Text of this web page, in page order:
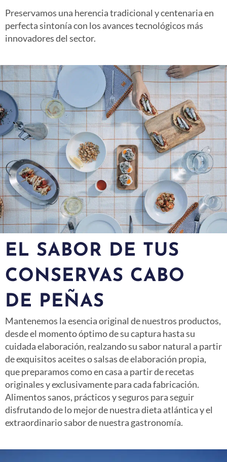
Preservamos una herencia tradicional y centenaria en
perfecta sintonía con los avances tecnológicos más
innovadores del sector.
EL SABOR DE TUS
CONSERVAS CABO
DE PEÑAS
Mantenemos la esencia original de nuestros productos,
desde el momento óptimo de su captura hasta su
cuidada elaboración, realzandosu sabor natural a partir
de exquisitos aceites o salsas de elaboración propia,
que preparamos como en casa a partir de recetas
originales y exclusivamente para cada fabricación.
Alimentos sanos, prácticos y seguros para seguir
disfrutando de lo mejor de nuestra dieta atlántica y el
extraordinario sabor de nuestra gastronomía.